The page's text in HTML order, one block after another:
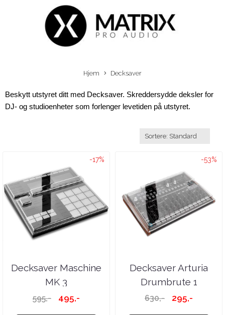
Hjem Decksaver
Beskytt utstyret ditt med Decksaver. Skreddersydde deksler for
DJ- og studioenheter som forlenger levetiden på utstyret.
-17%
Decksaver Maschine
MK 3
595,- 495,-
-53%
Decksaver Arturia
Drumbrute 1
630,- 295,-